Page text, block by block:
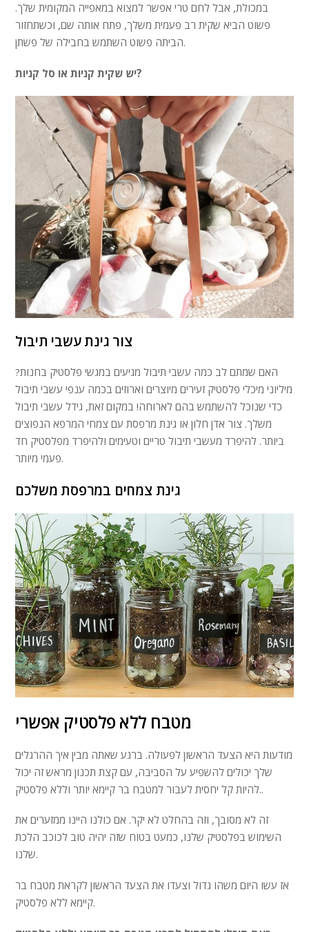
במכולת, אבל לחם טרי אפשר למצוא במאפייה המקומית שלך.
פשוט הביא שקית רב פעמית משלך, פתח אותה שם, וכשתחזור
הביתה פשוט השתמש בחבילה של פשתן.
יש שקית קניות או סל קניות?
צור גינת עשבי תיבול
האם שמתם לב כמה עשבי תיבול מגיעים במגשי פלסטיק בחנות?
מיליוני מיכלי פלסטיק זעירים מיוצרים וארוזים בכמה ענפי עשבי תיבול
כדי שנוכל להשתמש בהם לארוחה! במקום זאת, גידל עשבי תיבול
משלך. צור אדן חלון או גינת מרפסת עם צמחי המרפא הנפוצים
ביותר. להיפרד מעשבי תיבול טריים וטעימים ולהיפרד מפלסטיק חד
פעמי מיותר.
גינת צמחים במרפסת משלכם
מטבח ללא פלסטיק אפשרי
מודעות היא הצעד הראשון לפעולה. ברגע שאתה מבין איך ההרגלים
שלך יכולים להשפיע על הסביבה, עם קצת תכנון מראש זה יכול
להיות קל יחסית לעבור למטבח בר קיימא יותר וללא פלסטיק..
זה לא מסובך, וזה בהחלט לא יקר. אם כולנו היינו ממזערים את
השימוש בפלסטיק שלנו, כמעט בטוח שזה יהיה טוב לכוכב הלכת
שלנו.
אז עשו היום משהו גדול וצעדו את הצעד הראשון לקראת מטבח בר
קיימא ללא פלסטיק.